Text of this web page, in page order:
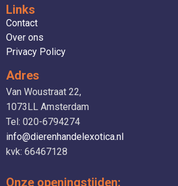
Links
Contact
Over ons
Privacy Policy
Adres
Van Woustraat 22,
1073LL Amsterdam
Tel: 020-6794274
info@dierenhandelexotica.nl
kvk: 66467128
Onze openingstijden: